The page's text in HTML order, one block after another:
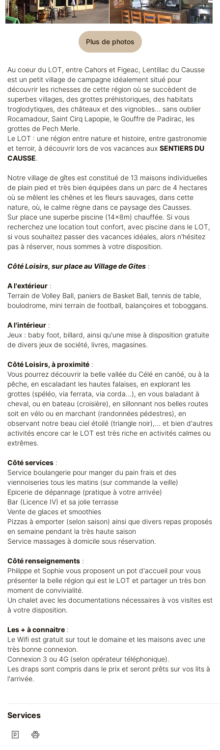
Plus de photos
Au coeur du LOT, entre Cahors et Figeac, Lentillac du Causse
est un petit village de campagne idéalement situé pour
découvrir les richesses de cette région où se succèdent de
superbes villages, des grottes préhistoriques, des habitats
troglodytiques, des châteaux et des vignobles... sans oublier
Rocamadour, Saint Cirq Lapopie, le Gouffre de Padirac, les
grottes de Pech Merle.
Le LOT : une région entre nature et histoire, entre gastronomie
et terroir, à découvrir lors de vos vacances aux SENTIERS DU
CAUSSE.
Notre village de gîtes est constitué de 13 maisons individuelles
de plain pied et très bien équipées dans un parc de 4 hectares
où se mêlent les chênes et les fleurs sauvages, dans cette
nature, où, le calme règne dans ce paysage des Causses.
Sur place une superbe piscine (14x8m) chauffée. Si vous
recherchez une location tout confort, avec piscine dans le LOT,
si vous souhaitez passer des vacances idéales, alors n'hésitez
pas à réserver, nous sommes à votre disposition.
Côté Loisirs, sur place au Village de Gites :
A l'extérieur :
Terrain de Volley Ball, paniers de Basket Ball, tennis de table,
boulodrome, mini terrain de football, balançoires et toboggans.
A l'intérieur :
Jeux : baby foot, billard, ainsi qu'une mise à disposition gratuite
de divers jeux de société, livres, magasines.
Côté Loisirs, à proximité :
Vous pourrez découvrir la belle vallée du Célé en canöé, ou à la
pêche, en escaladant les hautes falaises, en explorant les
grottes (spéléo, via ferrata, via corda...), en vous baladant à
cheval, ou en bateau (croisière), en sillonnant nos belles routes
soit en vélo ou en marchant (randonnées pédestres), en
observant notre beau ciel étoilé (triangle noir),... et bien d'autres
activités encore car le LOT est très riche en activités calmes ou
extrêmes.
Côté services :
Service boulangerie pour manger du pain frais et des
viennoiseries tous les matins (sur commande la veille)
Epicerie de dépannage (pratique à votre arrivée)
Bar (Licence IV) et sa jolie terrasse
Vente de glaces et smoothies
Pizzas à emporter (selon saison) ainsi que divers repas proposés
en semaine pendant la très haute saison
Service massages à domicile sous réservation.
Côté renseignements :
Philippe et Sophie vous proposent un pot d'accueil pour vous
présenter la belle région qui est le LOT et partager un très bon
moment de convivialité.
Un chalet avec les documentations nécessaires à vos visites est
à votre disposition.
Les + à connaitre :
Le Wifi est gratuit sur tout le domaine et les maisons avec une
très bonne connexion.
Connexion 3 ou 4G (selon opérateur téléphonique).
Les draps sont compris dans le prix et seront prêts sur vos lits à
l'arrivée.
Services